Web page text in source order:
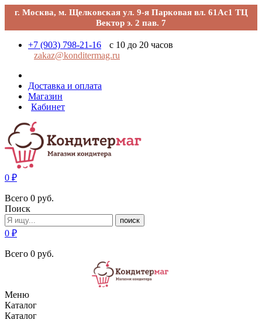
г. Москва, м. Щелковская ул. 9-я Парковая вл. 61Ас1 ТЦ
Вектор э. 2 пав. 7
+7 (903) 798-21-16
с 10 до 20 часов
zakaz@konditermag.ru
Доставка и оплата
Магазин
Кабинет
0 ₽
Всего 0 руб.
Поиск
поиск
0 ₽
Всего 0 руб.
Меню
Каталог
Каталог